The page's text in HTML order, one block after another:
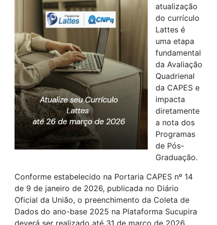
atualização
do currículo
Lattes é
uma etapa
fundamental
da Avaliação
Quadrienal
da CAPES e
impacta
diretamente
a nota dos
Programas
de Pós-
Graduação.
Conforme estabelecido na Portaria CAPES nº 14
de 9 de janeiro de 2026, publicada no Diário
Oficial da União, o preenchimento da Coleta de
Dados do ano-base 2025 na Plataforma Sucupira
deverá ser realizado até 31 de março de 2026.